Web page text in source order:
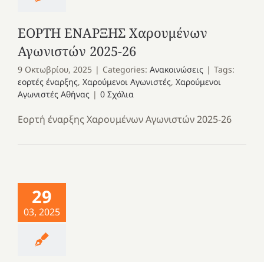
ΕΟΡΤΗ ΕΝΑΡΞΗΣ Χαρουμένων
Αγωνιστών 2025-26
9 Οκτωβρίου, 2025 | Categories: Ανακοινώσεις | Tags:
εορτές έναρξης, Χαρούμενοι Αγωνιστές, Χαρούμενοι
Αγωνιστές Αθήνας | 0 Σχόλια
Εορτή έναρξης Χαρουμένων Αγωνιστών 2025-26
29
03, 2025